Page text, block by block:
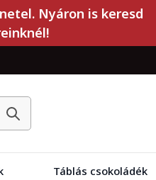
Nyáron is keresd
Táblás csokoládék